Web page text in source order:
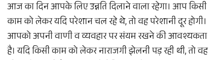
आज का दिन आपके लिए उन्नति दिलाने वाला रहेगा। आप किसी
काम को लेकर यदि परेशान चल रहे थे, तो वह परेशानी दूर होगी।
आपको अपनी वाणी व व्यवहार पर संयम रखने की आवश्यकता
है। यदि किसी काम को लेकर नाराजगी झेलनी पड़ रही थी, तो वह